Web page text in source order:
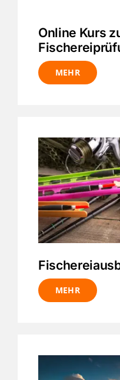
Online Kurs
MEHR
MEHR